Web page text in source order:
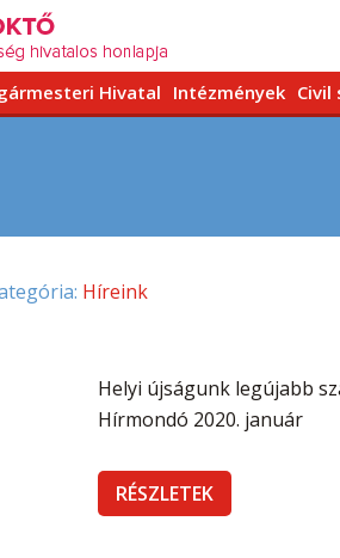
Hivatal Intézmények Civil
Híreink
Helyi újságunk legújabb
Hírmondó 2020. január
RÉSZLETEK